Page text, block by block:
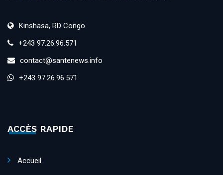
Kinshasa, RD Congo
+243 97.26.96.571
contact@santenews.info
+243 97.26.96.571
ACCÈS RAPIDE
Accueil